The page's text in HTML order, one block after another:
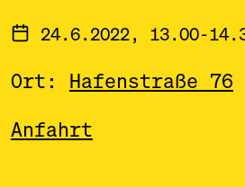
24.6.2022, 13.00-
Ort: Hafenstraße 76
Anfahrt